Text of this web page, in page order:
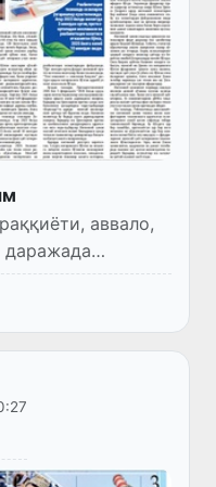
аввало,
даражада
йирик
инфрат...